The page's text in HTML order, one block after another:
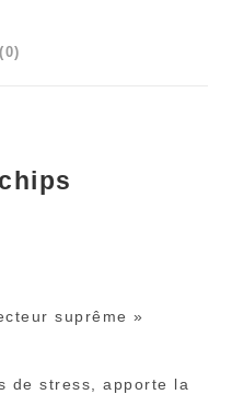
suprême »
de stress, apporte la